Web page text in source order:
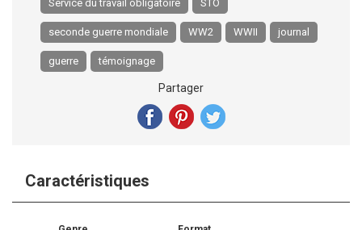
Service du travail obligatoire STO
seconde guerre mondiale WW2 WWII journal
guerre témoignage
Partager
Caractéristiques